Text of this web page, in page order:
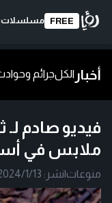
FREE مسلسلات
أخبار الكلجرائم
فيديو صادم
ملابس في
منوعات|نشر: 1/13